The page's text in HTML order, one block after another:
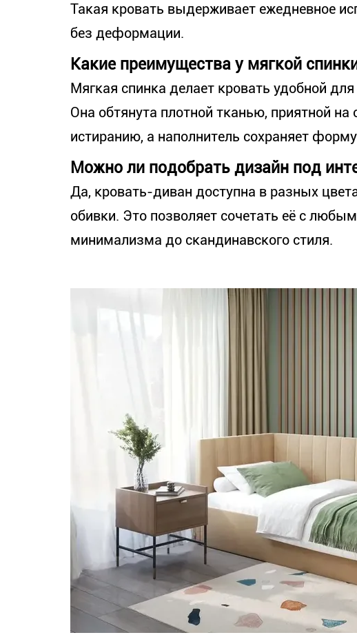
Такая кровать выдерживает ежедневное
без деформации.
Какие преимущества у мягкой
Мягкая спинка делает кровать удобной
Она обтянута плотной тканью, приятной на
истиранию, а наполнитель сохраняет
Можно ли подобрать дизайн под
Да, кровать-диван доступна в разных
обивки. Это позволяет сочетать её с
минимализма до скандинавского стиля.